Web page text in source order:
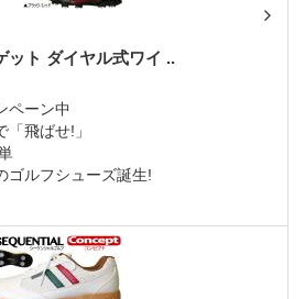
ット ダイヤル式ワイ ..
ペーン中
飛ばせ!」
ゴルフシューズ誕生!